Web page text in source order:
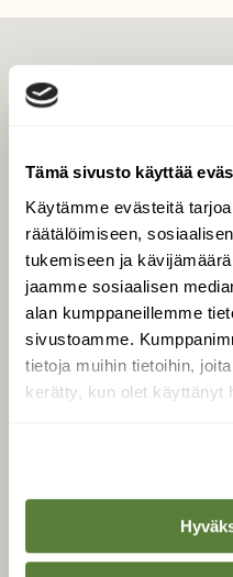
Tämä sivusto käyttää
Käytämme evästeitä
räätälöimiseen,
tukemiseen ja
jaamme sosiaalisen
alan kumppaneillemme
sivustoamme.
tietoja muihin tietoihin,
kerätty, kun olet käyttänyt